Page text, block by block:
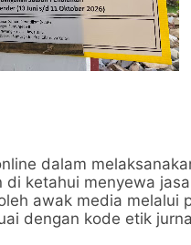
dalam
ketahui menyewa
awak media melalui
dengan kode etik